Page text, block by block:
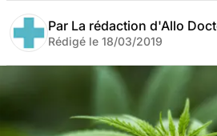
Par La rédaction d'Allo
Rédigé le 18/03/2019